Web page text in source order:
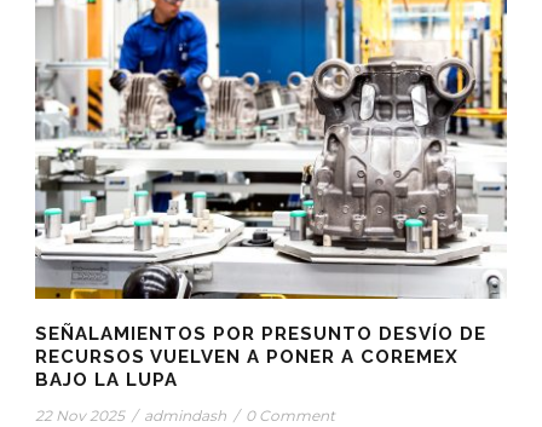
SEÑALAMIENTOS POR PRESUNTO DESVÍO DE
RECURSOS VUELVEN A PONER A COREMEX
BAJO LA LUPA
22 Nov 2025 / admindash / 0 Comment